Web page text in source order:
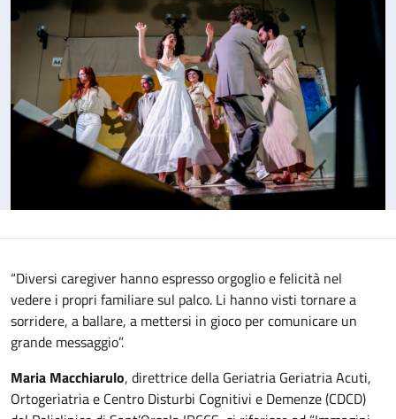
“Diversi caregiver hanno espresso orgoglio e felicità nel
vedere i propri familiare sul palco. Li hanno visti tornare a
sorridere, a ballare, a mettersi in gioco per comunicare un
grande messaggio”.
Maria Macchiarulo, direttrice della Geriatria Geriatria Acuti,
Ortogeriatria e Centro Disturbi Cognitivi e Demenze (CDCD)